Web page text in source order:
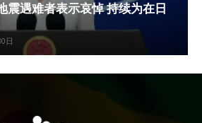
震遇难者表示哀悼 持续为在日
日